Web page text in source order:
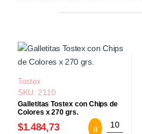
Tostex
SKU: 2110
Galletitas Tostex con Chips de
Colores x 270 grs.
$1.484,73